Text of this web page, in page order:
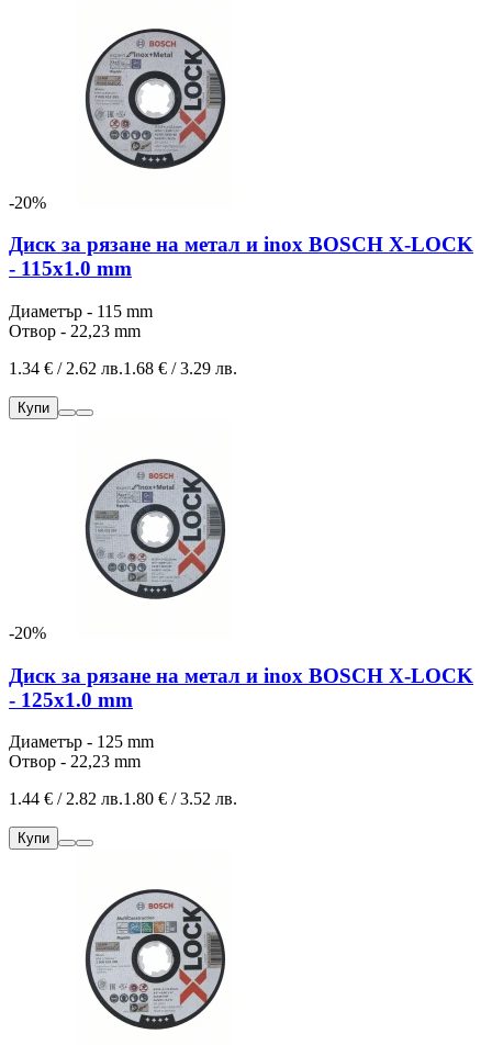
-20%
Диск за рязане на метал и inox BOSCH X-LOCK
- 115x1.0 mm
Диаметър - 115 mm
Отвор - 22,23 mm
1.34 € / 2.62 лв.1.68 € / 3.29 лв.
Купи
-20%
Диск за рязане на метал и inox BOSCH X-LOCK
- 125x1.0 mm
Диаметър - 125 mm
Отвор - 22,23 mm
1.44 € / 2.82 лв.1.80 € / 3.52 лв.
Купи